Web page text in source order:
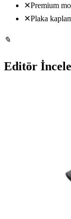
✕Premium
✕Plaka
✎
Editör